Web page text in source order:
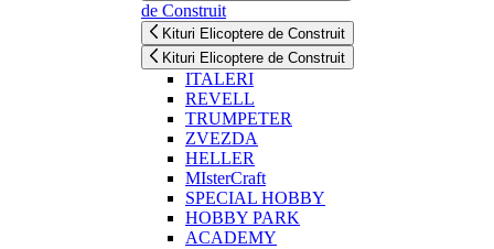
de Construit
Kituri Elicoptere de Construit
Kituri Elicoptere de Construit
ITALERI
REVELL
TRUMPETER
ZVEZDA
HELLER
MIsterCraft
SPECIAL HOBBY
HOBBY PARK
ACADEMY